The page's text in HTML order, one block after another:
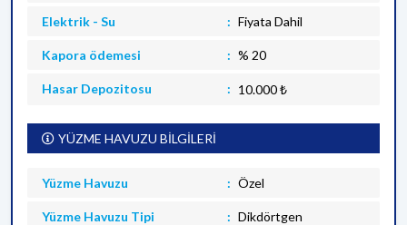
Elektrik - Su Fiyata Dahil
Kapora ödemesi % 20
Hasar Depozitosu 10.000 ₺
YÜZME HAVUZU BİLGİLERİ
Yüzme Havuzu Özel
Yüzme Havuzu Tipi Dikdörtgen